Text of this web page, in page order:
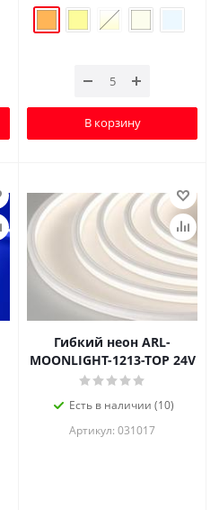
В корзину
Гибкий неон ARL-
MOONLIGHT-1213-TOP 24V
Есть в наличии (10)
Артикул: 031017